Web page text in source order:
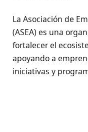
La Asociación de
(ASEA) es una
fortalecer el
apoyando a
iniciativas y